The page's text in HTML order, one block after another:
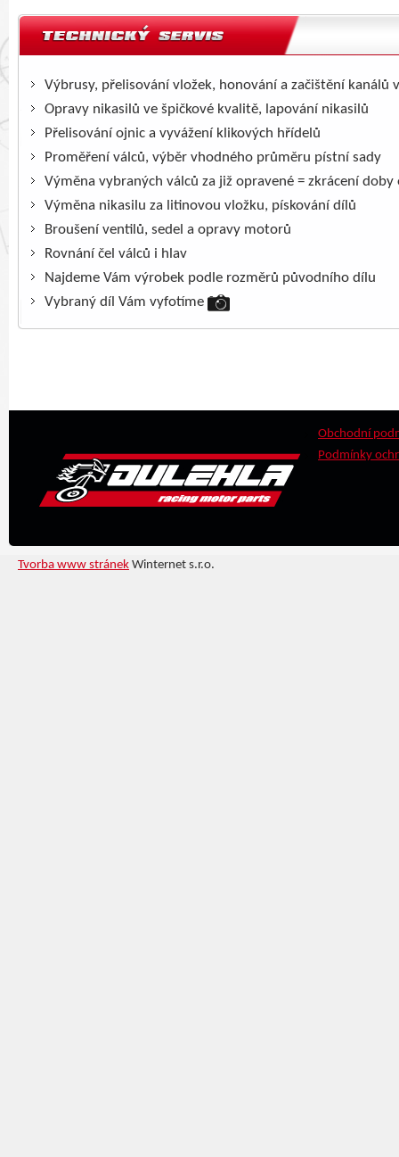
Výbrusy, přelisování vložek, honování a začištění kanálů
Opravy nikasilů ve špičkové kvalitě, lapování nikasilů
Přelisování ojnic a vyvážení klikových hřídelů
Proměření válců, výběr vhodného průměru pístní sady
Výměna vybraných válců za již opravené = zkrácení doby
Výměna nikasilu za litinovou vložku, pískování dílů
Broušení ventilů, sedel a opravy motorů
Rovnání čel válců i hlav
Najdeme Vám výrobek podle rozměrů původního dílu
Vybraný díl Vám vyfotíme
Obchodní
Podmínky
Tvorba www stránek Winternet s.r.o.